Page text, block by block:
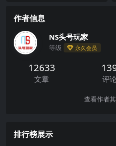
作者信息
NS头号玩家
等级 永久会员
12633
文章 评论
查看作者
排行榜展示